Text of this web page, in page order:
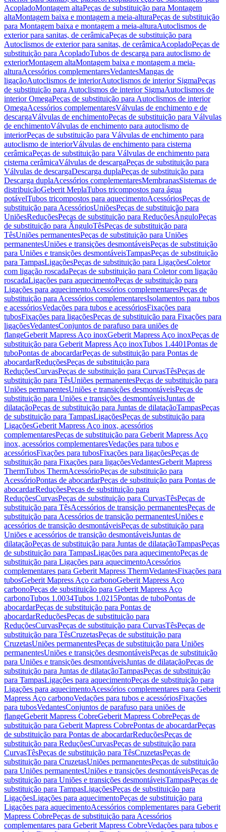
AcopladoMontagem altaPeças de substituição para Montagem
altaMontagem baixa e montagem a meia-alturaPeças de substituição
para Montagem baixa e montagem a meia-alturaAutoclismos de
exterior para sanitas, de cerâmicaPeças de substituição para
Autoclismos de exterior para sanitas, de cerâmicaAcopladoPeças de
substituição para AcopladoTubos de descarga para autoclismo de
exteriorMontagem altaMontagem baixa e montagem a meia-
alturaAcessórios complementaresVedantesMangas de
ligaçãoAutoclismos de interiorAutoclismos de interior SigmaPeças
de substituição para Autoclismos de interior SigmaAutoclismos de
interior OmegaPeças de substituição para Autoclismos de interior
OmegaAcessórios complementaresVálvulas de enchimento e de
descargaVálvulas de enchimentoPeças de substituição para Válvulas
de enchimentoVálvulas de enchimento para autoclismo de
interiorPeças de substituição para Válvulas de enchimento para
autoclismo de interiorVálvulas de enchimento para cisterna
cerâmicaPeças de substituição para Válvulas de enchimento para
cisterna cerâmicaVálvulas de descargaPeças de substituição para
Válvulas de descargaDescarga duplaPeças de substituição para
Descarga duplaAcessórios complementaresMembranasSistemas de
distribuiçãoGeberit MeplaTubos tricompostos para água
potávelTubos tricompostos para aquecimentoAcessóriosPeças de
substituição para AcessóriosUniõesPeças de substituição para
UniõesReduçõesPeças de substituição para ReduçõesÂnguloPeças
de substituição para ÂnguloTêsPeças de substituição para
TêsUniões permanentesPeças de substituição para Uniões
permanentesUniões e transições desmontáveisPeças de substituição
para Uniões e transições desmontáveisTampasPeças de substituição
para TampasLigaçõesPeças de substituição para LigaçõesColetor
com ligação roscadaPeças de substituição para Coletor com ligação
roscadaLigações para aquecimentoPeças de substituição para
Ligações para aquecimentoAcessórios complementaresPeças de
substituição para Acessórios complementaresIsolamentos para tubos
e acessóriosVedações para tubos e acessóriosFixações para
tubosFixações para ligaçõesPeças de substituição para Fixações para
ligaçõesVedantesConjuntos de parafuso para uniões de
flangeGeberit Mapress Aço inoxGeberit Mapress Aço inoxPeças de
substituição para Geberit Mapress Aço inoxTubos 1.4401Pontas de
tuboPontas de abocardarPeças de substituição para Pontas de
abocardarReduçõesPeças de substituição para
ReduçõesCurvasPeças de substituição para CurvasTêsPeças de
substituição para TêsUniões permanentesPeças de substituição para
Uniões permanentesUniões e transições desmontáveisPeças de
substituição para Uniões e transições desmontáveisJuntas de
dilataçãoPeças de substituição para Juntas de dilataçãoTampasPeças
de substituição para TampasLigaçõesPeças de substituição para
LigaçõesGeberit Mapress Aço inox, acessórios
complementaresPeças de substituição para Geberit Mapress Aço
inox, acessórios complementaresVedações para tubos e
acessóriosFixações para tubosFixações para ligaçõesPeças de
substituição para Fixações para ligaçõesVedantesGeberit Mapress
ThermTubos ThermAcessórioPeças de substituição para
AcessórioPontas de abocardarPeças de substituição para Pontas de
abocardarReduçõesPeças de substituição para
ReduçõesCurvasPeças de substituição para CurvasTêsPeças de
substituição para TêsAcessórios de transição permanentesPeças de
substituição para Acessórios de transição permanentesUniões e
acessórios de transição desmontáveisPeças de substituição para
Uniões e acessórios de transição desmontáveisJuntas de
dilataçãoPeças de substituição para Juntas de dilataçãoTampasPeças
de substituição para TampasLigações para aquecimentoPeças de
substituição para Ligações para aquecimentoAcessórios
complementares para Geberit Mapress ThermVedantesFixações para
tubosGeberit Mapress Aço carbonoGeberit Mapress Aço
carbonoPeças de substituição para Geberit Mapress Aço
carbonoTubos 1.0034Tubos 1.0215Pontas de tuboPontas de
abocardarPeças de substituição para Pontas de
abocardarReduçõesPeças de substituição para
ReduçõesCurvasPeças de substituição para CurvasTêsPeças de
substituição para TêsCruzetasPeças de substituição para
CruzetasUniões permanentesPeças de substituição para Uniões
permanentesUniões e transições desmontáveisPeças de substituição
para Uniões e transições desmontáveisJuntas de dilataçãoPeças de
substituição para Juntas de dilataçãoTampasPeças de substituição
para TampasLigações para aquecimentoPeças de substituição para
Ligações para aquecimentoAcessórios complementares para Geberit
Mapress Aço carbonoVedações para tubos e acessóriosFixações
para tubosVedantesConjuntos de parafuso para uniões de
flangeGeberit Mapress CobreGeberit Mapress CobrePeças de
substituição para Geberit Mapress CobrePontas de abocardarPeças
de substituição para Pontas de abocardarReduçõesPeças de
substituição para ReduçõesCurvasPeças de substituição para
CurvasTêsPeças de substituição para TêsCruzetasPeças de
substituição para CruzetasUniões permanentesPeças de substituição
para Uniões permanentesUniões e transições desmontáveisPeças de
substituição para Uniões e transições desmontáveisTampasPeças de
substituição para TampasLigaçõesPeças de substituição para
LigaçõesLigações para aquecimentoPeças de substituição para
Ligações para aquecimentoAcessórios complementares para Geberit
Mapress CobrePeças de substituição para Acessórios
complementares para Geberit Mapress CobreVedações para tubos e